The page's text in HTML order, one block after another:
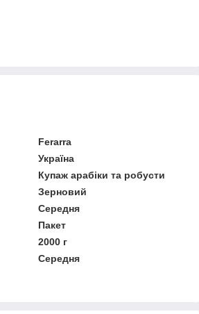
Ferarra
Україна
Купаж арабіки та робусти
Зерновий
Середня
Пакет
2000 г
Середня